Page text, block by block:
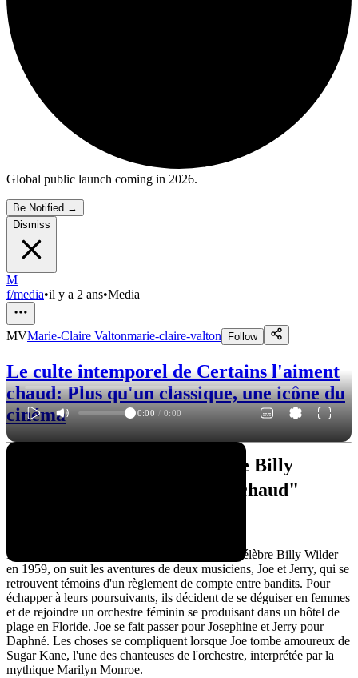
Global public launch coming in 2026.
Be Notified →
Dismiss
M
f/media•il y a 2 ans•Media
MVMarie-Claire Valtonmarie-claire-valton Follow
Le culte intemporel de Certains l'aiment
chaud: Plus qu'un classique, une icône du
cinéma
0:00 / 0:00
Découvrez le chef-d'œuvre de Billy
Wilder : "Certains l'aiment chaud"
Dans "Certains l'aiment chaud", réalisé par le célèbre Billy Wilder
en 1959, on suit les aventures de deux musiciens, Joe et Jerry, qui se
retrouvent témoins d'un règlement de compte entre bandits. Pour
échapper à leurs poursuivants, ils décident de se déguiser en femmes
et de rejoindre un orchestre féminin se produisant dans un hôtel de
plage en Floride. Joe se fait passer pour Josephine et Jerry pour
Daphné. Les choses se compliquent lorsque Joe tombe amoureux de
Sugar Kane, l'une des chanteuses de l'orchestre, interprétée par la
mythique Marilyn Monroe.